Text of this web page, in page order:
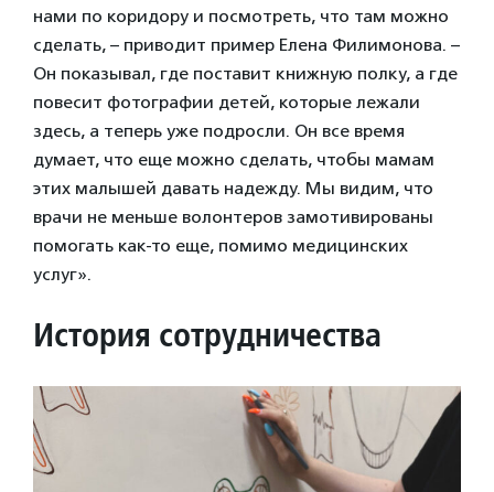
нами по коридору и посмотреть, что там можно
сделать, – приводит пример Елена Филимонова. –
Он показывал, где поставит книжную полку, а где
повесит фотографии детей, которые лежали
здесь, а теперь уже подросли. Он все время
думает, что еще можно сделать, чтобы мамам
этих малышей давать надежду. Мы видим, что
врачи не меньше волонтеров замотивированы
помогать как-то еще, помимо медицинских
услуг».
История сотрудничества